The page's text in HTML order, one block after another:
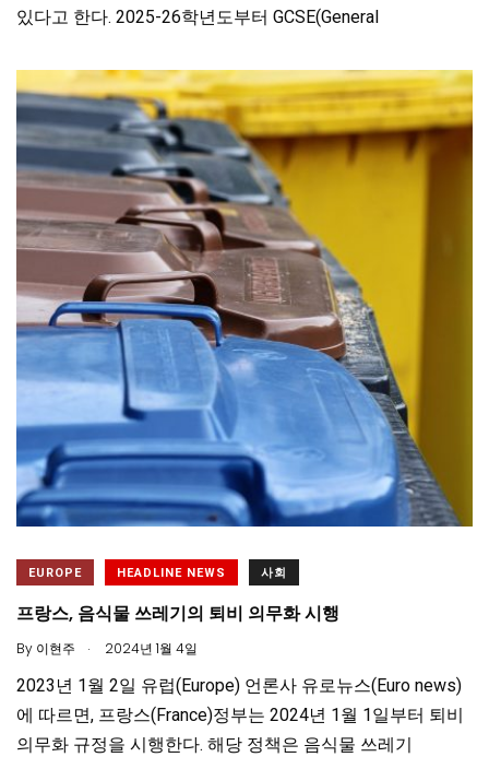
있다고 한다. 2025-26학년도부터 GCSE(General
EUROPE HEADLINE NEWS 사회
프랑스, 음식물 쓰레기의 퇴비 의무화 시행
By 이현주 . 2024년 1월 4일
2023년 1월 2일 유럽(Europe) 언론사 유로뉴스(Euro news)
에 따르면, 프랑스(France)정부는 2024년 1월 1일부터 퇴비
의무화 규정을 시행한다. 해당 정책은 음식물 쓰레기